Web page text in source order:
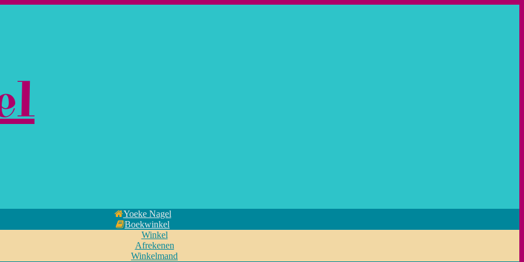
Yoeke Nagel
Boekwinkel
Winkel
Afrekenen
Winkelmand